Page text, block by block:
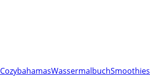
CozybahamasWassermalbuchSmoothies